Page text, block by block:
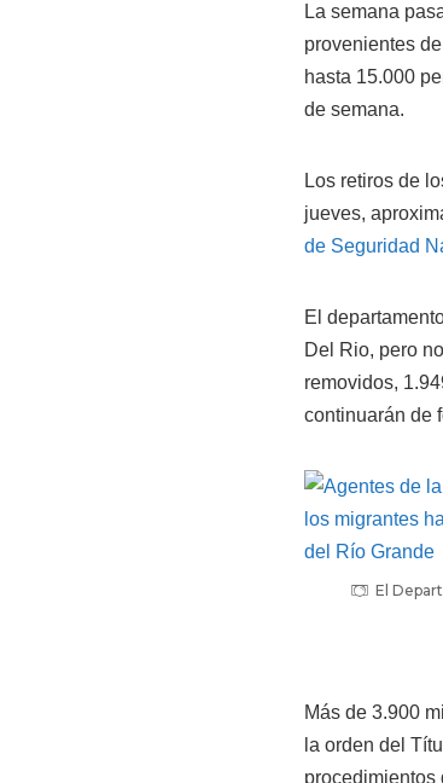
La semana
provenientes
hasta 15.000
de semana.
Los retiros de
jueves,
de Seguridad
El
Del Rio, pero
removidos,
continuarán de
El
Más de 3.900
la orden del
procedimientos